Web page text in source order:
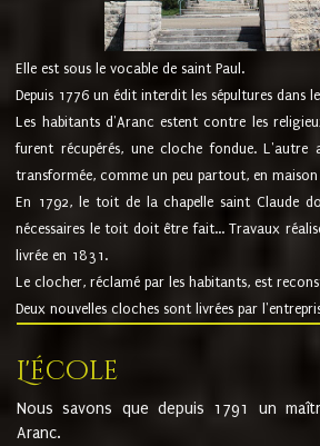
Elle est sous le vocable de saint Paul.
Depuis 1776 un édit interdit les sépultures dans
Les habitants d'Aranc estent contre les
furent récupérés, une cloche fondue. L'autre
transformée, comme un peu partout, en
En 1792, le toit de la chapelle saint Claude
nécessaires le toit doit être fait... Travaux
livrée en 1831.
Le clocher, réclamé par les habitants, est
Deux nouvelles cloches sont livrées par
L'école
Nous savons que depuis 1791 un
Aranc.